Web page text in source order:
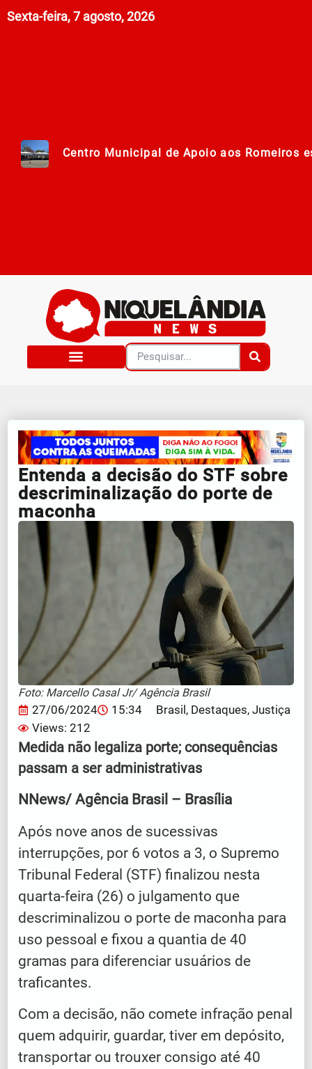
Sexta-feira, 7 agosto, 2026
Centro Municipal de Apoio aos Romeiros
Polícia Militar de Goiás comemora 168
Campanha Nacional de Multivacinação já
Prefeitura em Ação: Mutirão de ações
Entenda a decisão do STF sobre
descriminalização do porte de
maconha
Foto: Marcello Casal Jr/ Agência Brasil
27/06/2024 15:34 Brasil , Destaques,Justiça
Views: 212
Medida não legaliza porte; consequências
passam a ser administrativas
NNews/ Agência Brasil – Brasília
Após nove anos de sucessivas
interrupções, por 6 votos a 3, o Supremo
Tribunal Federal (STF) finalizou nesta
quarta-feira (26) o julgamento que
descriminalizou o porte de maconha para
uso pessoal e fixou a quantia de 40
gramas para diferenciar usuários de
traficantes.
Com a decisão, não comete infração penal
quem adquirir, guardar, tiver em depósito,
transportar ou trouxer consigo até 40